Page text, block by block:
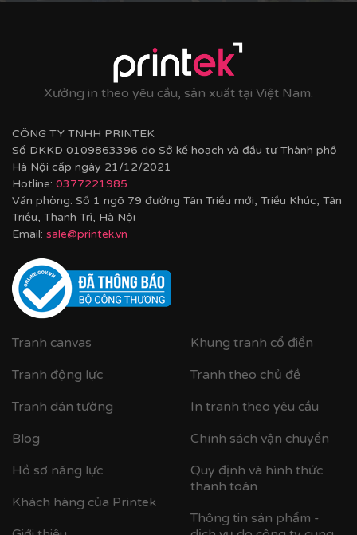
Xưởng in theo yêu cầu, sản xuất tại Việt Nam.
CÔNG TY TNHH PRINTEK
Số DKKD 0109863396 do Sở kế hoạch và đầu tư Thành phố
Hà Nội cấp ngày 21/12/2021
Hotline: 0377221985
Văn phòng: Số 1 ngõ 79 đường Tân Triều mới, Triều Khúc, Tân
Triều, Thanh Trì, Hà Nội
Email: sale@printek.vn
Tranh canvas
Tranh động lực
Tranh dán tường
Blog
Hồ sơ năng lực
Khách hàng của Printek
Khung tranh cổ điển
Tranh theo chủ đề
In tranh theo yêu cầu
Chính sách vận chuyển
Quy định và hình thức
thanh toán
Thông tin sản phẩm -